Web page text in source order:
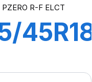
R-F ELCT
45R18